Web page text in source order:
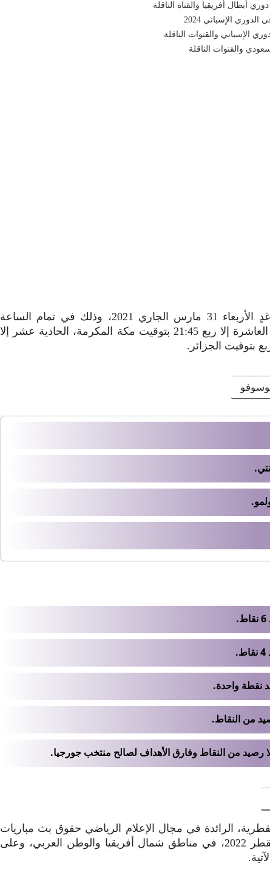
أبطال أفريقيا والقناة الناقلة
الإسباني 2024
الإسباني والقنوات الناقلة
والقنوات الناقلة
من المقرر أن تنطلق المباراة مساء غدٍ الأربعاء 31 مارس الجاري 2021، وذلك في تمام الساعة
التاسعة إلا ربع 20:45 بتوقيت القاهرة، العاشرة إلا ربع 21:45 بتوقيت مكة المكرمة، الحادية عشر إلا
نقطة واحدة.
من النقاط.
من النقاط وفارق الأهداف لصالح منتخب جورجيا.
الرائدة في مجال الإعلام الرياضي حقوق بث مباريات
تصفيات أوروبا المؤهلة لكاس العالم بقطر 2022، في مناطق شمال أفريقيا والوطن العربي، وعلى